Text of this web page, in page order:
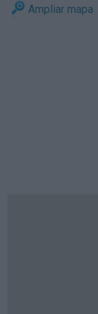
Ampliar mapa